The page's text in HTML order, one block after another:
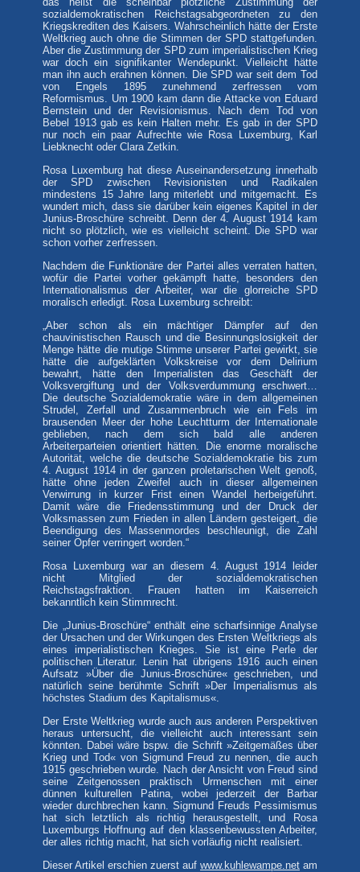
sozialdemokratischen Reichstagsabgeordneten zu den
Kriegskrediten des Kaisers. Wahrscheinlich hätte der Erste
Weltkrieg auch ohne die Stimmen der SPD stattgefunden.
Aber die Zustimmung der SPD zum imperialistischen Krieg
war doch ein signifikanter Wendepunkt. Vielleicht hätte
man ihn auch erahnen können. Die SPD war seit dem Tod
von Engels 1895 zunehmend zerfressen vom
Reformismus. Um 1900 kam dann die Attacke von Eduard
Bernstein und der Revisionismus. Nach dem Tod von
Bebel 1913 gab es kein Halten mehr. Es gab in der SPD
nur noch ein paar Aufrechte wie Rosa Luxemburg, Karl
Liebknecht oder Clara Zetkin.
Rosa Luxemburg hat diese Auseinandersetzung innerhalb
der SPD zwischen Revisionisten und Radikalen
mindestens 15 Jahre lang miterlebt und mitgemacht. Es
wundert mich, dass sie darüber kein eigenes Kapitel in der
Junius-Broschüre schreibt. Denn der 4. August 1914 kam
nicht so plötzlich, wie es vielleicht scheint. Die SPD war
schon vorher zerfressen.
Nachdem die Funktionäre der Partei alles verraten hatten,
wofür die Partei vorher gekämpft hatte, besonders den
Internationalismus der Arbeiter, war die glorreiche SPD
moralisch erledigt. Rosa Luxemburg schreibt:
„Aber schon als ein mächtiger Dämpfer auf den
chauvinistischen Rausch und die Besinnungslosigkeit der
Menge hätte die mutige Stimme unserer Partei gewirkt, sie
hätte die aufgeklärten Volkskreise vor dem Delirium
bewahrt, hätte den Imperialisten das Geschäft der
Volksvergiftung und der Volksverdummung erschwert…
Die deutsche Sozialdemokratie wäre in dem allgemeinen
Strudel, Zerfall und Zusammenbruch wie ein Fels im
brausenden Meer der hohe Leuchtturm der Internationale
geblieben, nach dem sich bald alle anderen
Arbeiterparteien orientiert hätten. Die enorme moralische
Autorität, welche die deutsche Sozialdemokratie bis zum
4. August 1914 in der ganzen proletarischen Welt genoß,
hätte ohne jeden Zweifel auch in dieser allgemeinen
Verwirrung in kurzer Frist einen Wandel herbeigeführt.
Damit wäre die Friedensstimmung und der Druck der
Volksmassen zum Frieden in allen Ländern gesteigert, die
Beendigung des Massenmordes beschleunigt, die Zahl
seiner Opfer verringert worden.“
Rosa Luxemburg war an diesem 4. August 1914 leider
nicht Mitglied der sozialdemokratischen
Reichstagsfraktion. Frauen hatten im Kaiserreich
bekanntlich kein Stimmrecht.
Die „Junius-Broschüre“ enthält eine scharfsinnige Analyse
der Ursachen und der Wirkungen des Ersten Weltkriegs als
eines imperialistischen Krieges. Sie ist eine Perle der
politischen Literatur. Lenin hat übrigens 1916 auch einen
Aufsatz »Über die Junius-Broschüre« geschrieben, und
natürlich seine berühmte Schrift »Der Imperialismus als
höchstes Stadium des Kapitalismus«.
Der Erste Weltkrieg wurde auch aus anderen Perspektiven
heraus untersucht, die vielleicht auch interessant sein
könnten. Dabei wäre bspw. die Schrift »Zeitgemäßes über
Krieg und Tod« von Sigmund Freud zu nennen, die auch
1915 geschrieben wurde. Nach der Ansicht von Freud sind
seine Zeitgenossen praktisch Urmenschen mit einer
dünnen kulturellen Patina, wobei jederzeit der Barbar
wieder durchbrechen kann. Sigmund Freuds Pessimismus
hat sich letztlich als richtig herausgestellt, und Rosa
Luxemburgs Hoffnung auf den klassenbewussten Arbeiter,
der alles richtig macht, hat sich vorläufig nicht realisiert.
Dieser Artikel erschien zuerst auf www.kuhlewampe.net am